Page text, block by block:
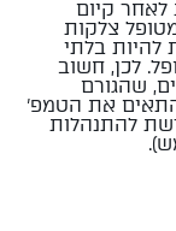
לאחר קיום
צלקות
להיות בלתי
לכן, חשוב
שהגורם
את הטמפ'
להתנהלות